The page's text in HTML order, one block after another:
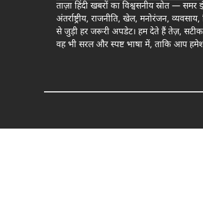
ताज़ा हिंदी खबरों का विश्वसनीय स्रोत — समर
अंतर्राष्ट्रीय, राजनीति, खेल, मनोरंजन,
से जुड़ी हर जरूरी अपडेट। हम देते हैं तेज़,
वह भी सरल और स्पष्ट भाषा में, ताकि आप